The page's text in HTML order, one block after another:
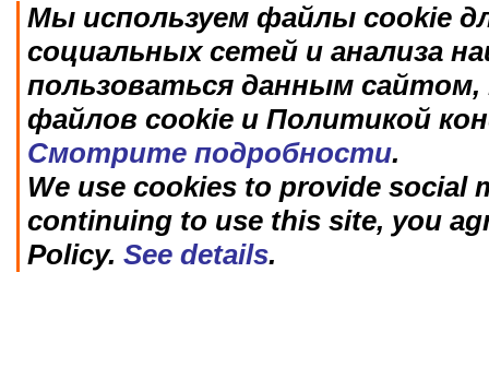
Мы используем файлы cookie
социальных сетей и анализа
пользоваться данным
файлов cookie и Политикой
Смотрите подробности.
We use cookies to provide social
continuing to use this site, you
Policy. See details.